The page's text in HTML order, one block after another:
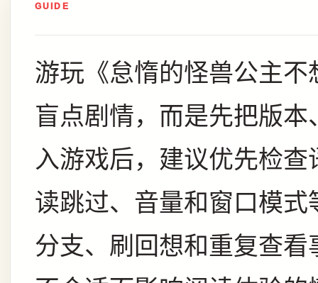
GUIDE
游玩《怠惰的怪兽公主
盲点剧情，而是先把版
入游戏后，建议优先检
读跳过、音量和窗口模
分支、刷回想和重复查